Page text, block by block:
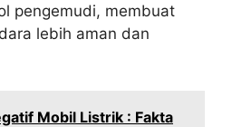
pengemudi, membuat
lebih aman dan
Mobil Listrik : Fakta